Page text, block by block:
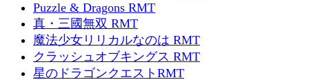
Puzzle & Dragons RMT
真・三國無双 RMT
魔法少女リリカルなのは RMT
クラッシュオブキングス RMT
星のドラゴンクエストRMT